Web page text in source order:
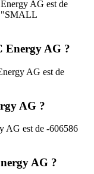
AG est de
"SMALL
Energy AG ?
AG est de
AG ?
AG est de -606586
AG ?